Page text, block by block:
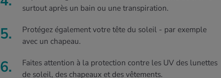
surtout après un bain ou une transpiration.
Protégez également votre tête du soleil - par exemple
avec un chapeau.
Faites attention à la protection contre les UV des lunettes
de soleil, des chapeaux et des vêtements.